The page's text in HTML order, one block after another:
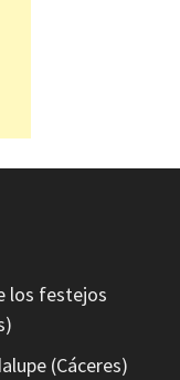
los festejos
(Cáceres)